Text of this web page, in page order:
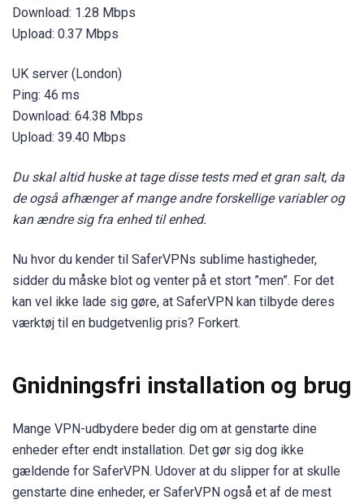
Download: 1.28 Mbps
Upload: 0.37 Mbps
UK server (London)
Ping: 46 ms
Download: 64.38 Mbps
Upload: 39.40 Mbps
Du skal altid huske at tage disse tests med et gran salt, da
de også afhænger af mange andre forskellige variabler og
kan ændre sig fra enhed til enhed.
Nu hvor du kender til SaferVPNs sublime hastigheder,
sidder du måske blot og venter på et stort ”men”. For det
kan vel ikke lade sig gøre, at SaferVPN kan tilbyde deres
værktøj til en budgetvenlig pris? Forkert.
Gnidningsfri installation og brug
Mange VPN-udbydere beder dig om at genstarte dine
enheder efter endt installation. Det gør sig dog ikke
gældende for SaferVPN. Udover at du slipper for at skulle
genstarte dine enheder, er SaferVPN også et af de mest